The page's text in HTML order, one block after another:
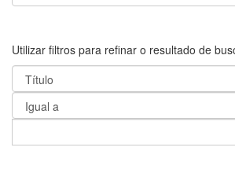
Utilizar filtros para refinar o resultado de